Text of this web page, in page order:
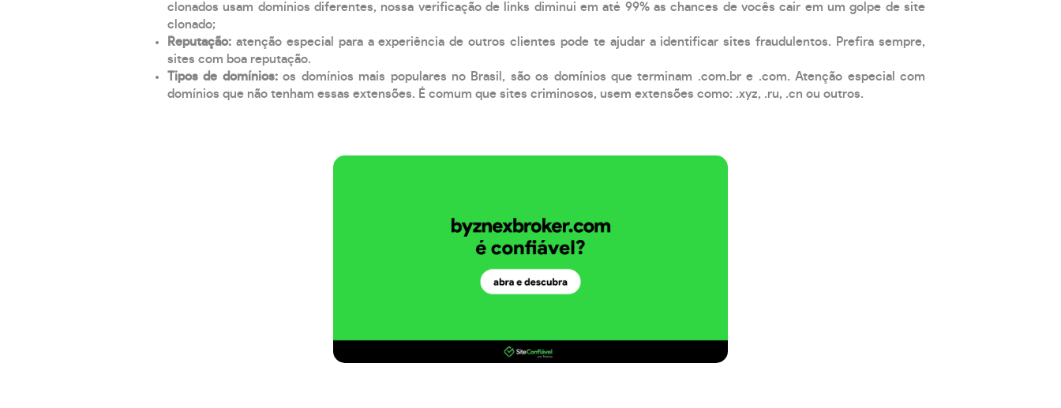
clonados usam domínios diferentes, nossa verificação de links diminui em até 99% as chances de vocês cair em um golpe de site
clonado;
Reputação: atenção especial para a experiência de outros clientes pode te ajudar a identificar sites fraudulentos. Prefira sempre,
sites com boa reputação.
Tipos de domínios:os domínios mais populares no Brasil, são os domínios que terminam .com.br e .com. Atenção especial com
domínios que não tenham essas extensões. É comum que sites criminosos, usem extensões como: .xyz, .ru, .cn ou outros.